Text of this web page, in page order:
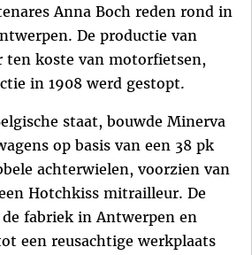
Anna Boch reden rond in
De productie van
ten koste van motorfietsen,
in 1908 werd gestopt.
staat, bouwde Minerva
op basis van een 38 pk
achterwielen, voorzien van
Hotchkiss mitrailleur. De
fabriek in Antwerpen en
een reusachtige werkplaats